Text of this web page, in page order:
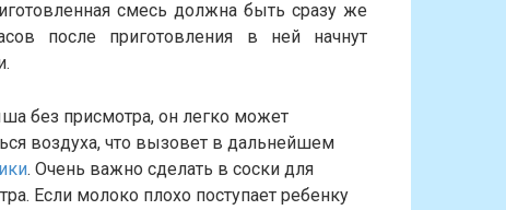
смесь должна быть сразу же
после приготовления в ней начнут
без присмотра, он легко может
воздуха, что вызовет в дальнейшем
. Очень важно сделать в соски для
Если молоко плохо поступает ребенку